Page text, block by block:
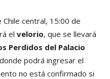
central, 15:00 de
el velorio, que se llevará
Perdidos del Palacio
podrá ingresar el
no está confirmado si